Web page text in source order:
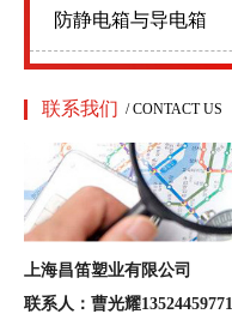
防静电箱与导电箱
联系我们 / CONTACT US
上海昌笛塑业有限公司
联系人：曹光耀13524459771